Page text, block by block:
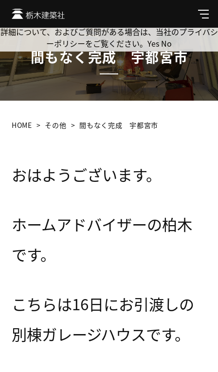
メ
ニ
ュ
間もなく完成 宇都宮市
HOME その他 間もなく完成 宇都宮市
おはようございます。
ホームアドバイザーの柏木
です。
こちらは16日にお引渡しの
別棟ガレージハウスです。
Cookie を使用して、お客様の活動を追跡してもよろしいです
か? 当社ではお客様のプライバシーを極めて重視しています。
詳細について、およびご質問がある場合は、当社のプライバシ
ーポリシーをご覧ください。 Yes No